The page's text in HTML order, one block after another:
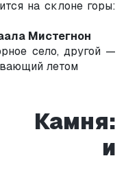
Мистегнон
село, другой —
летом
Камня:
и